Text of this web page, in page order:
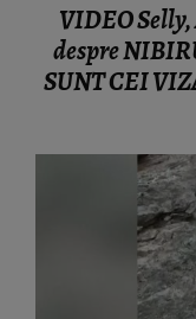
VIDEO
despre
SUNT CEI